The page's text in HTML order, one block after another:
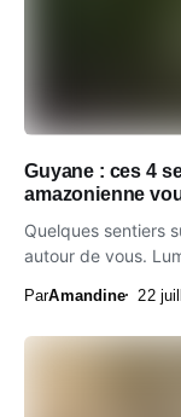
Guyane : ces 4
amazonienne
Quelques sentiers
autour de vous.
ParAmandine 22